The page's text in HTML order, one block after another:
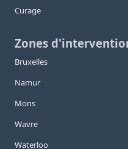
Curage
Zones
Bruxelles
Namur
Mons
Wavre
Waterloo